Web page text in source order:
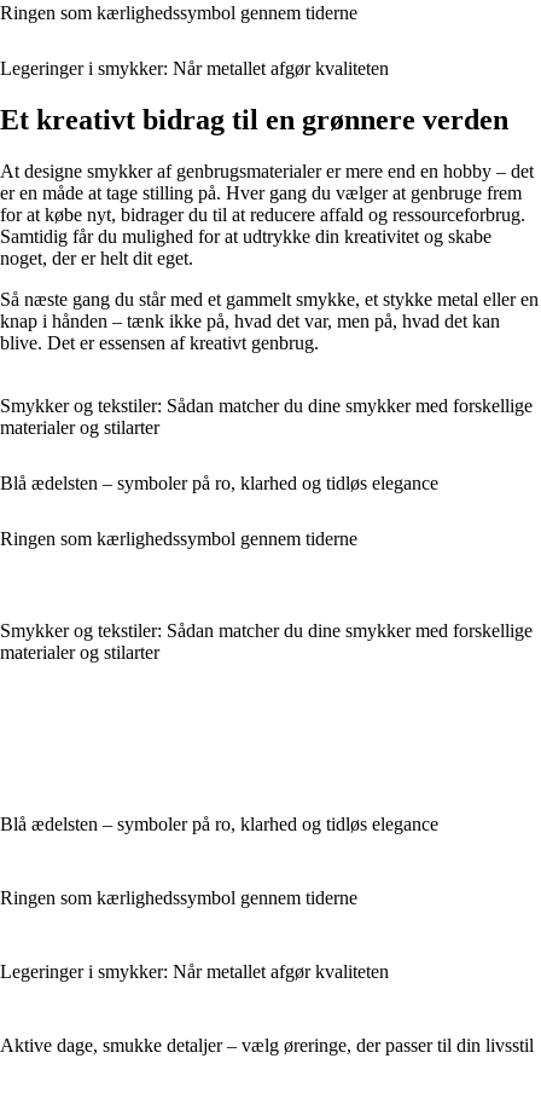
Ringen som kærlighedssymbol gennem tiderne
Legeringer i smykker: Når metallet afgør kvaliteten
Et kreativt bidrag til en grønnere verden
At designe smykker af genbrugsmaterialer er mere end en hobby – det
er en måde at tage stilling på. Hver gang du vælger at genbruge frem
for at købe nyt, bidrager du til at reducere affald og ressourceforbrug.
Samtidig får du mulighed for at udtrykke din kreativitet og skabe
noget, der er helt dit eget.
Så næste gang du står med et gammelt smykke, et stykke metal eller en
knap i hånden – tænk ikke på, hvad det var, men på, hvad det kan
blive. Det er essensen af kreativt genbrug.
Smykker og tekstiler: Sådan matcher du dine smykker med forskellige
materialer og stilarter
Blå ædelsten – symboler på ro, klarhed og tidløs elegance
Ringen som kærlighedssymbol gennem tiderne
Smykker og tekstiler: Sådan matcher du dine smykker med forskellige
materialer og stilarter
Blå ædelsten – symboler på ro, klarhed og tidløs elegance
Ringen som kærlighedssymbol gennem tiderne
Legeringer i smykker: Når metallet afgør kvaliteten
Aktive dage, smukke detaljer – vælg øreringe, der passer til din livsstil